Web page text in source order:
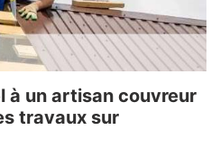
à un artisan couvreur
travaux sur